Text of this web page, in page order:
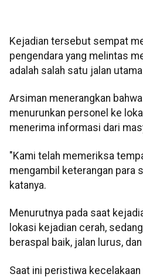
Kejadian tersebut sempat
pengendara yang melintas
adalah salah satu jalan
Arsiman menerangkan
menurunkan personel ke
menerima informasi dari
"Kami telah memeriksa
mengambil keterangan para
katanya.
Menurutnya pada saat
lokasi kejadian cerah,
beraspal baik, jalan lurus,
Saat ini peristiwa